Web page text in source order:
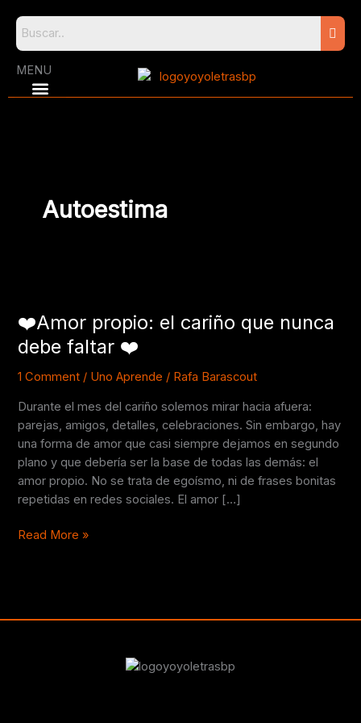
content
MENU
Autoestima
❤️Amor propio: el cariño que nunca
debe faltar ❤️
1 Comment / Uno Aprende / Rafa Barascout
Durante el mes del cariño solemos mirar hacia afuera:
parejas, amigos, detalles, celebraciones. Sin embargo, hay
una forma de amor que casi siempre dejamos en segundo
plano y que debería ser la base de todas las demás: el
amor propio. No se trata de egoísmo, ni de frases bonitas
repetidas en redes sociales. El amor […]
propio:
el
cariño
que
debe
faltar
❤️
Read More »